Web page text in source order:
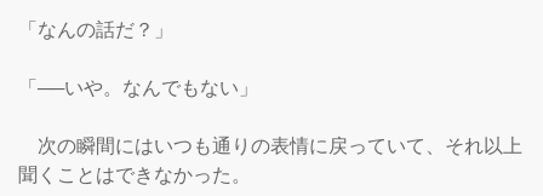
「なんの話だ？」
「──いや。なんでもない」
次の瞬間にはいつも通りの表情に戻っていて、それ以上
聞くことはできなかった。